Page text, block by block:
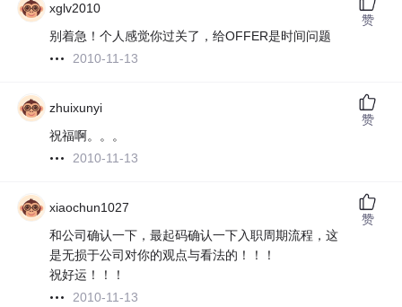
xglv2010
别着急！个人感觉你过关了，给OFFER是时间问题
2010-11-13
赞
zhuixunyi
祝福啊。。。
2010-11-13
赞
xiaochun1027
和公司确认一下，最起码确认一下入职周期流程，这
是无损于公司对你的观点与看法的！！！
祝好运！！！
2010-11-13
赞